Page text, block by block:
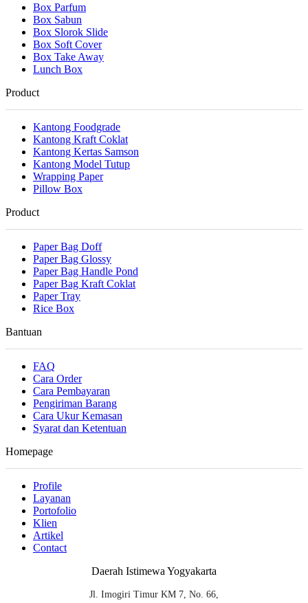
Box Parfum
Box Sabun
Box Slorok Slide
Box Soft Cover
Box Take Away
Lunch Box
Product
Kantong Foodgrade
Kantong Kraft Coklat
Kantong Kertas Samson
Kantong Model Tutup
Wrapping Paper
Pillow Box
Product
Paper Bag Doff
Paper Bag Glossy
Paper Bag Handle Pond
Paper Bag Kraft Coklat
Paper Tray
Rice Box
Bantuan
FAQ
Cara Order
Cara Pembayaran
Pengiriman Barang
Cara Ukur Kemasan
Syarat dan Ketentuan
Homepage
Profile
Layanan
Portofolio
Klien
Artikel
Contact
Daerah Istimewa Yogyakarta
Jl. Imogiri Timur KM 7, No. 66,